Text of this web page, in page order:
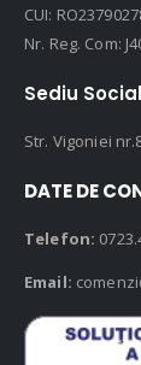
CUI:
Nr. Reg. Com:
Sediu Social
Str. Vigoniei
DATE DE
Telefon:
Email: